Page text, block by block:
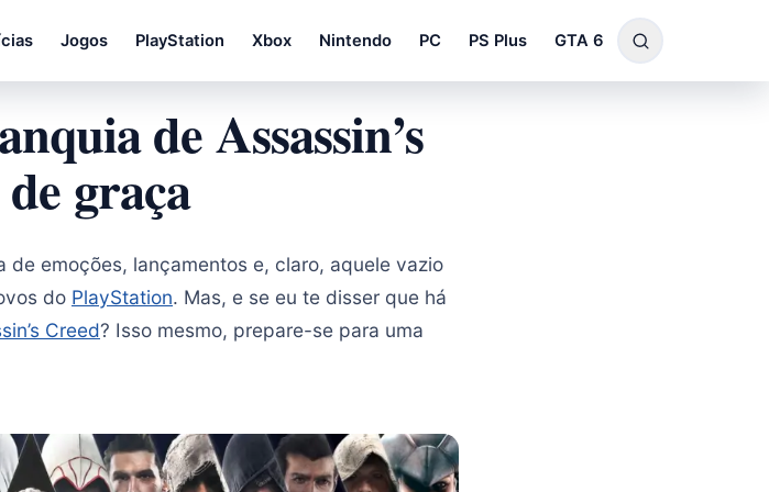
Jogos PlayStation Xbox Nintendo PC PS Plus GTA 6
de Assassin’s
graça
emoções, lançamentos e, claro, aquele vazio
do PlayStation. Mas, e se eu te disser que há
Creed? Isso mesmo, prepare-se para uma